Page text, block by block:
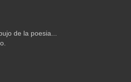
de la poesia...